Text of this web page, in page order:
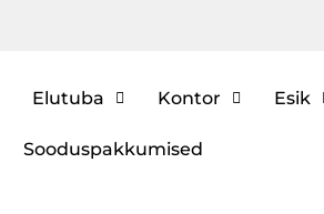
Elutuba Kontor Esik
Sooduspakkumised